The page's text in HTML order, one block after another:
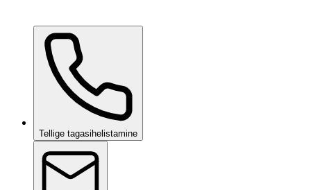
Ceramic Pro Care+päringul
Tellige tagasihelistamine